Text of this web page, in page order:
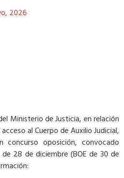
2026
Ministerio de Justicia, en relación
al Cuerpo de Auxilio Judicial,
concurso oposición, convocado
28 de diciembre (BOE de 30 de